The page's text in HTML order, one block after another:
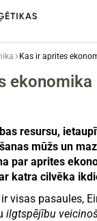
Par mums
Pasākumi
Jaunumi
Aprites ekonomika
Iesaisties
Elpo Rīga!
Kas ir aprites
ekonomika
resursu,
mūžs un
par aprites
katra cilvēka
visas pasaules,
ilgtspējību